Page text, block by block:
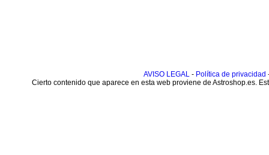
AVISO LEGAL - Política de privacidad
Cierto contenido que aparece en esta web proviene de Astroshop.es.